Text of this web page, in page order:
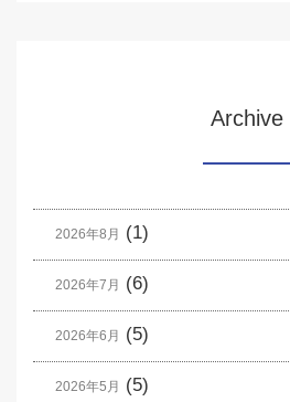
Archive
2026年8月 (1)
2026年7月 (6)
2026年6月 (5)
2026年5月 (5)